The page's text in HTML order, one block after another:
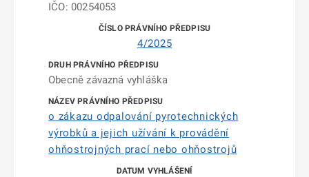
IČO: 00254053
4/2025
Obecně závazná vyhláška
o zákazu odpalování pyrotechnických
výrobků a jejich užívání k provádění
ohňostrojných prací nebo ohňostrojů